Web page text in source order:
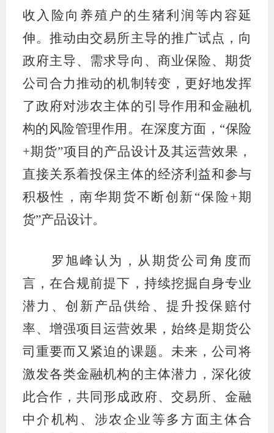
收入险向养殖户的生猪利润等内容延
伸。推动由交易所主导的推广试点，向
政府主导、需求导向、商业保险、期货
公司合力推动的机制转变，更好地发挥
了政府对涉农主体的引导作用和金融机
构的风险管理作用。在深度方面，“保险
+期货”项目的产品设计及其运营效果，
直接关系着投保主体的经济利益和参与
积极性，南华期货不断创新“保险+期
货”产品设计。
罗旭峰认为，从期货公司角度而
言，在合规前提下，持续挖掘自身专业
潜力、创新产品供给、提升投保赔付
率、增强项目运营效果，始终是期货公
司重要而又紧迫的课题。未来，公司将
激发各类金融机构的主体潜力，深化彼
此合作，共同形成政府、交易所、金融
中介机构、涉农企业等多方面主体合